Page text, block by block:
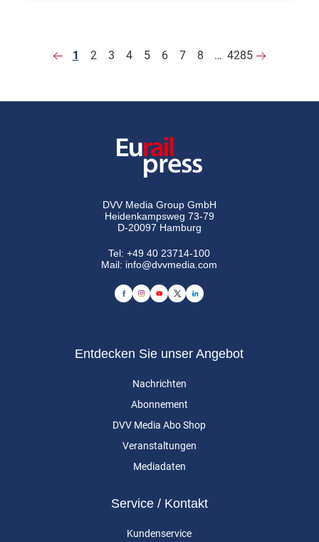
1 2 3 4 5 6 7 8 … 4285
DVV Media Group GmbH
Heidenkampsweg 73-79
D-20097 Hamburg
Tel:+49 40 23714-100
Mail: info@dvvmedia.com
Entdecken Sie unser Angebot
Nachrichten
Abonnement
DVV Media Abo Shop
Veranstaltungen
Mediadaten
Service / Kontakt
Kundenservice